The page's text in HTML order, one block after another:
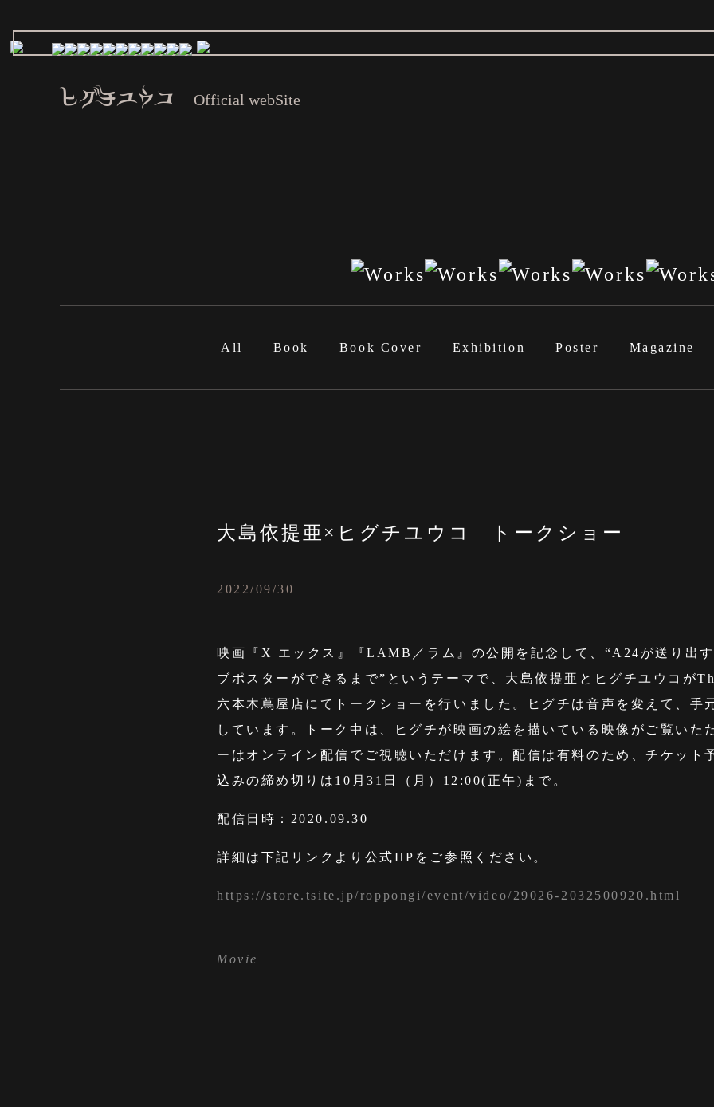
ヒグチユウコ Official webSite
All Book Book Cover Exhibition Poster Magazine
大島依提亜×ヒグチユウコ トークショー
2022/09/30
映画『X エックス』『LAMB／ラム』の公開を記念して、“A24が送り出
ブポスターができるまで”というテーマで、大島依提亜とヒグチユウコが
六本木蔦屋店にてトークショーを行いました。ヒグチは音声を変えて、手
しています。トーク中は、ヒグチが映画の絵を描いている映像がご覧いた
ーはオンライン配信でご視聴いただけます。配信は有料のため、チケット
込みの締め切りは10月31日（月）12:00(正午)まで。
配信日時：2020.09.30
詳細は下記リンクより公式HPをご参照ください。
https://store.tsite.jp/roppongi/event/video/29026-2032500920.html
Movie